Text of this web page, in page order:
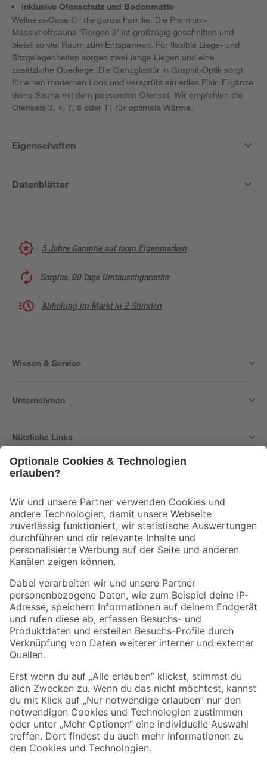
inklusive Ofenschutz und Bodenmatte
Wellness-Oase für die ganze Familie: Die Premium-
Massivholzsauna 'Bergen 3' ist großzügig geschnitten und
bietet so viel Raum zum Entspannen. Für flexible Liege- und
Sitzgelegenheiten sorgen zwei lange Liegen und eine
zusätzliche Querliege. Die Ganzglastür in Graphit-Optik sorgt
für einen modernen Look und versprüht ein edles Flair. Ergänze
deine Sauna mit dem passenden Ofenset. Wir empfehlen die
Ofensets 3, 4, 7, 8 oder 11 für optimale Wärme.
Eigenschaften
Datenblätter
5 Jahre Garantie auf toom Eigenmarken
Sorglos, 90 Tage Umtauschgarantie
Abholung im Markt in 2 Stunden
Wissen & Service
Unternehmen
Nützliche Links
Der toom Newsletter: Keine Angebote und Aktionen mehr verpassen!
Zur Newsletter Anmeldung
Folge uns
Zahlungsarten Versandarten
Sicher einkaufen
Jetzt die toom-App herunterladen